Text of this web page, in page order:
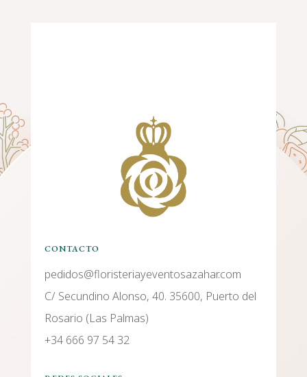
CONTACTO
pedidos@floristeriayeventosazahar.com
C/ Secundino Alonso, 40. 35600, Puerto del
Rosario (Las Palmas)
+34 666 97 54 32